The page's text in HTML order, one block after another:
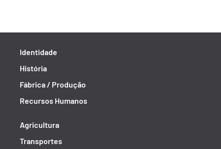
Identidade
História
Fábrica / Produção
Recursos Humanos
Agricultura
Transportes